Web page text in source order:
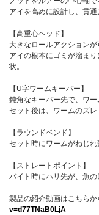
アイを高めに設計し、貫通
【高重心ヘッド】
大きなロールアクションが
アイの根本にゴミが溜ま
状。
【U字ワームキーパー】
鈍角なキーパー先で、ワー
セット後は、ワームのズレ
【ラウンドベンド】
セット時にワームがねじれ
【ストレートポイント】
バイト時にハリ先が、魚
製品の紹介動画はこちらか
v=d77TNaB0LjA